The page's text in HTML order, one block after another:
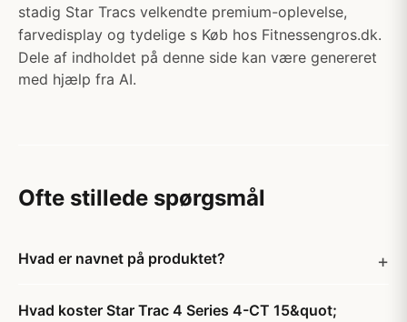
stadig Star Tracs velkendte premium-oplevelse,
farvedisplay og tydelige s Køb hos Fitnessengros.dk.
Dele af indholdet på denne side kan være genereret
med hjælp fra AI.
Ofte stillede spørgsmål
Hvad er navnet på produktet?
Hvad koster Star Trac 4 Series 4-CT 15&quot;